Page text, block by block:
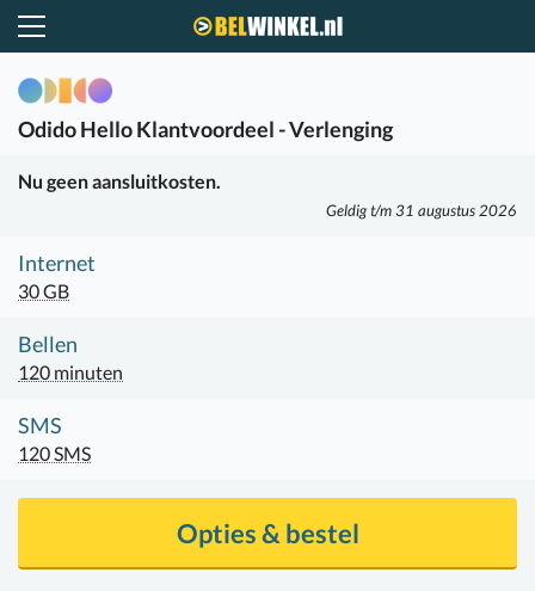
OdidoHello Klantvoordeel - Verlenging
Nu geen aansluitkosten.
Geldig t/m 31 augustus 2026
Internet
30 GB
Bellen
120 minuten
SMS
120 SMS
Opties & bestel